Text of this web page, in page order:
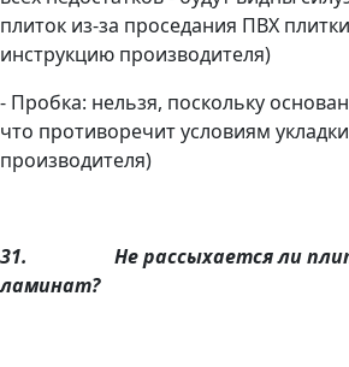
плиток из-за проседания ПВХ
инструкцию производителя)
- Пробка: нельзя, поскольку
что противоречит условиям
производителя)
31. Не рассыхается ли
ламинат?